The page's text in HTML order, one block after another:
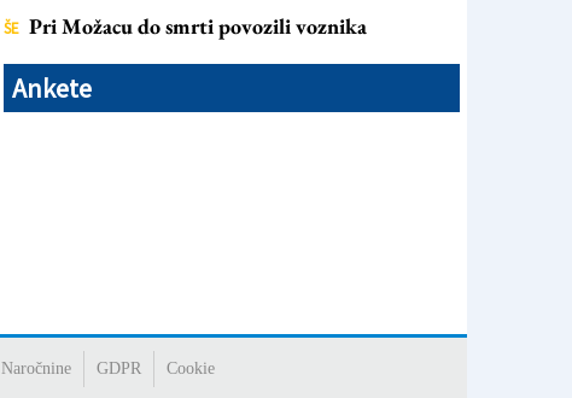
ŠE Pri Možacu do smrti povozili voznika
Ankete
Naročnine GDPR Cookie